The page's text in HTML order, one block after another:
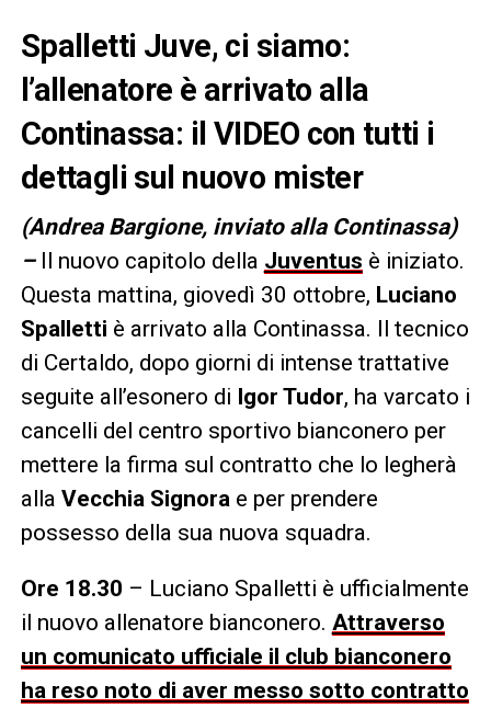
Spalletti Juve, ci siamo:
l’allenatore è arrivato alla
Continassa: il VIDEO con tutti i
dettagli sul nuovo mister
(Andrea Bargione, inviato alla Continassa)
– Il nuovo capitolo della Juventus è iniziato.
Questa mattina, giovedì 30 ottobre, Luciano
Spalletti è arrivato alla Continassa. Il tecnico
di Certaldo, dopo giorni di intense trattative
seguite all’esonero di Igor Tudor, ha varcato i
cancelli del centro sportivo bianconero per
mettere la firma sul contratto che lo legherà
alla Vecchia Signorae per prendere
possesso della sua nuova squadra.
Ore 18.30 – Luciano Spalletti è ufficialmente
il nuovo allenatore bianconero. Attraverso
un comunicato ufficiale il club bianconero
ha reso noto di aver messo sotto contratto